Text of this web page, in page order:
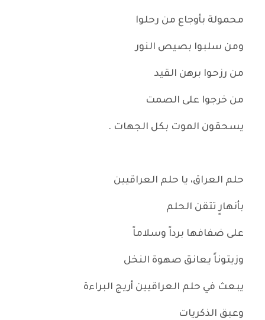
محمولة بأوجاع من رحلوا
ومن سلبوا بصيص النور
من رزحوا برهن القيد
من خرجوا على الصمت
يسحقون الموت بكل الجهات .
حلم العراق، يا حلم العراقيين
بأنهارٍ تتقن الحلم
على ضفافها برداً وسلاماً
وزيتوناً يعانق صهوة النخل
يبعث في حلم العراقيين أريج البراءة
وعبق الذكريات